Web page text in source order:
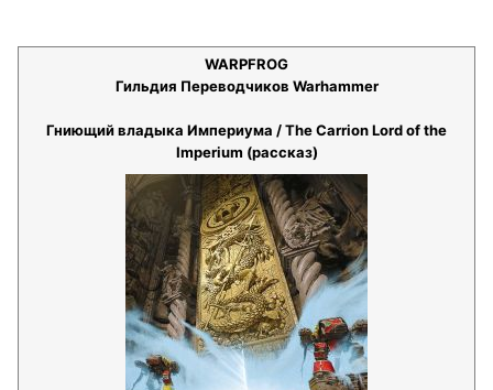
WARPFROG
Гильдия Переводчиков Warhammer
Гниющий владыка Империума / The Carrion Lord of the
Imperium (рассказ)